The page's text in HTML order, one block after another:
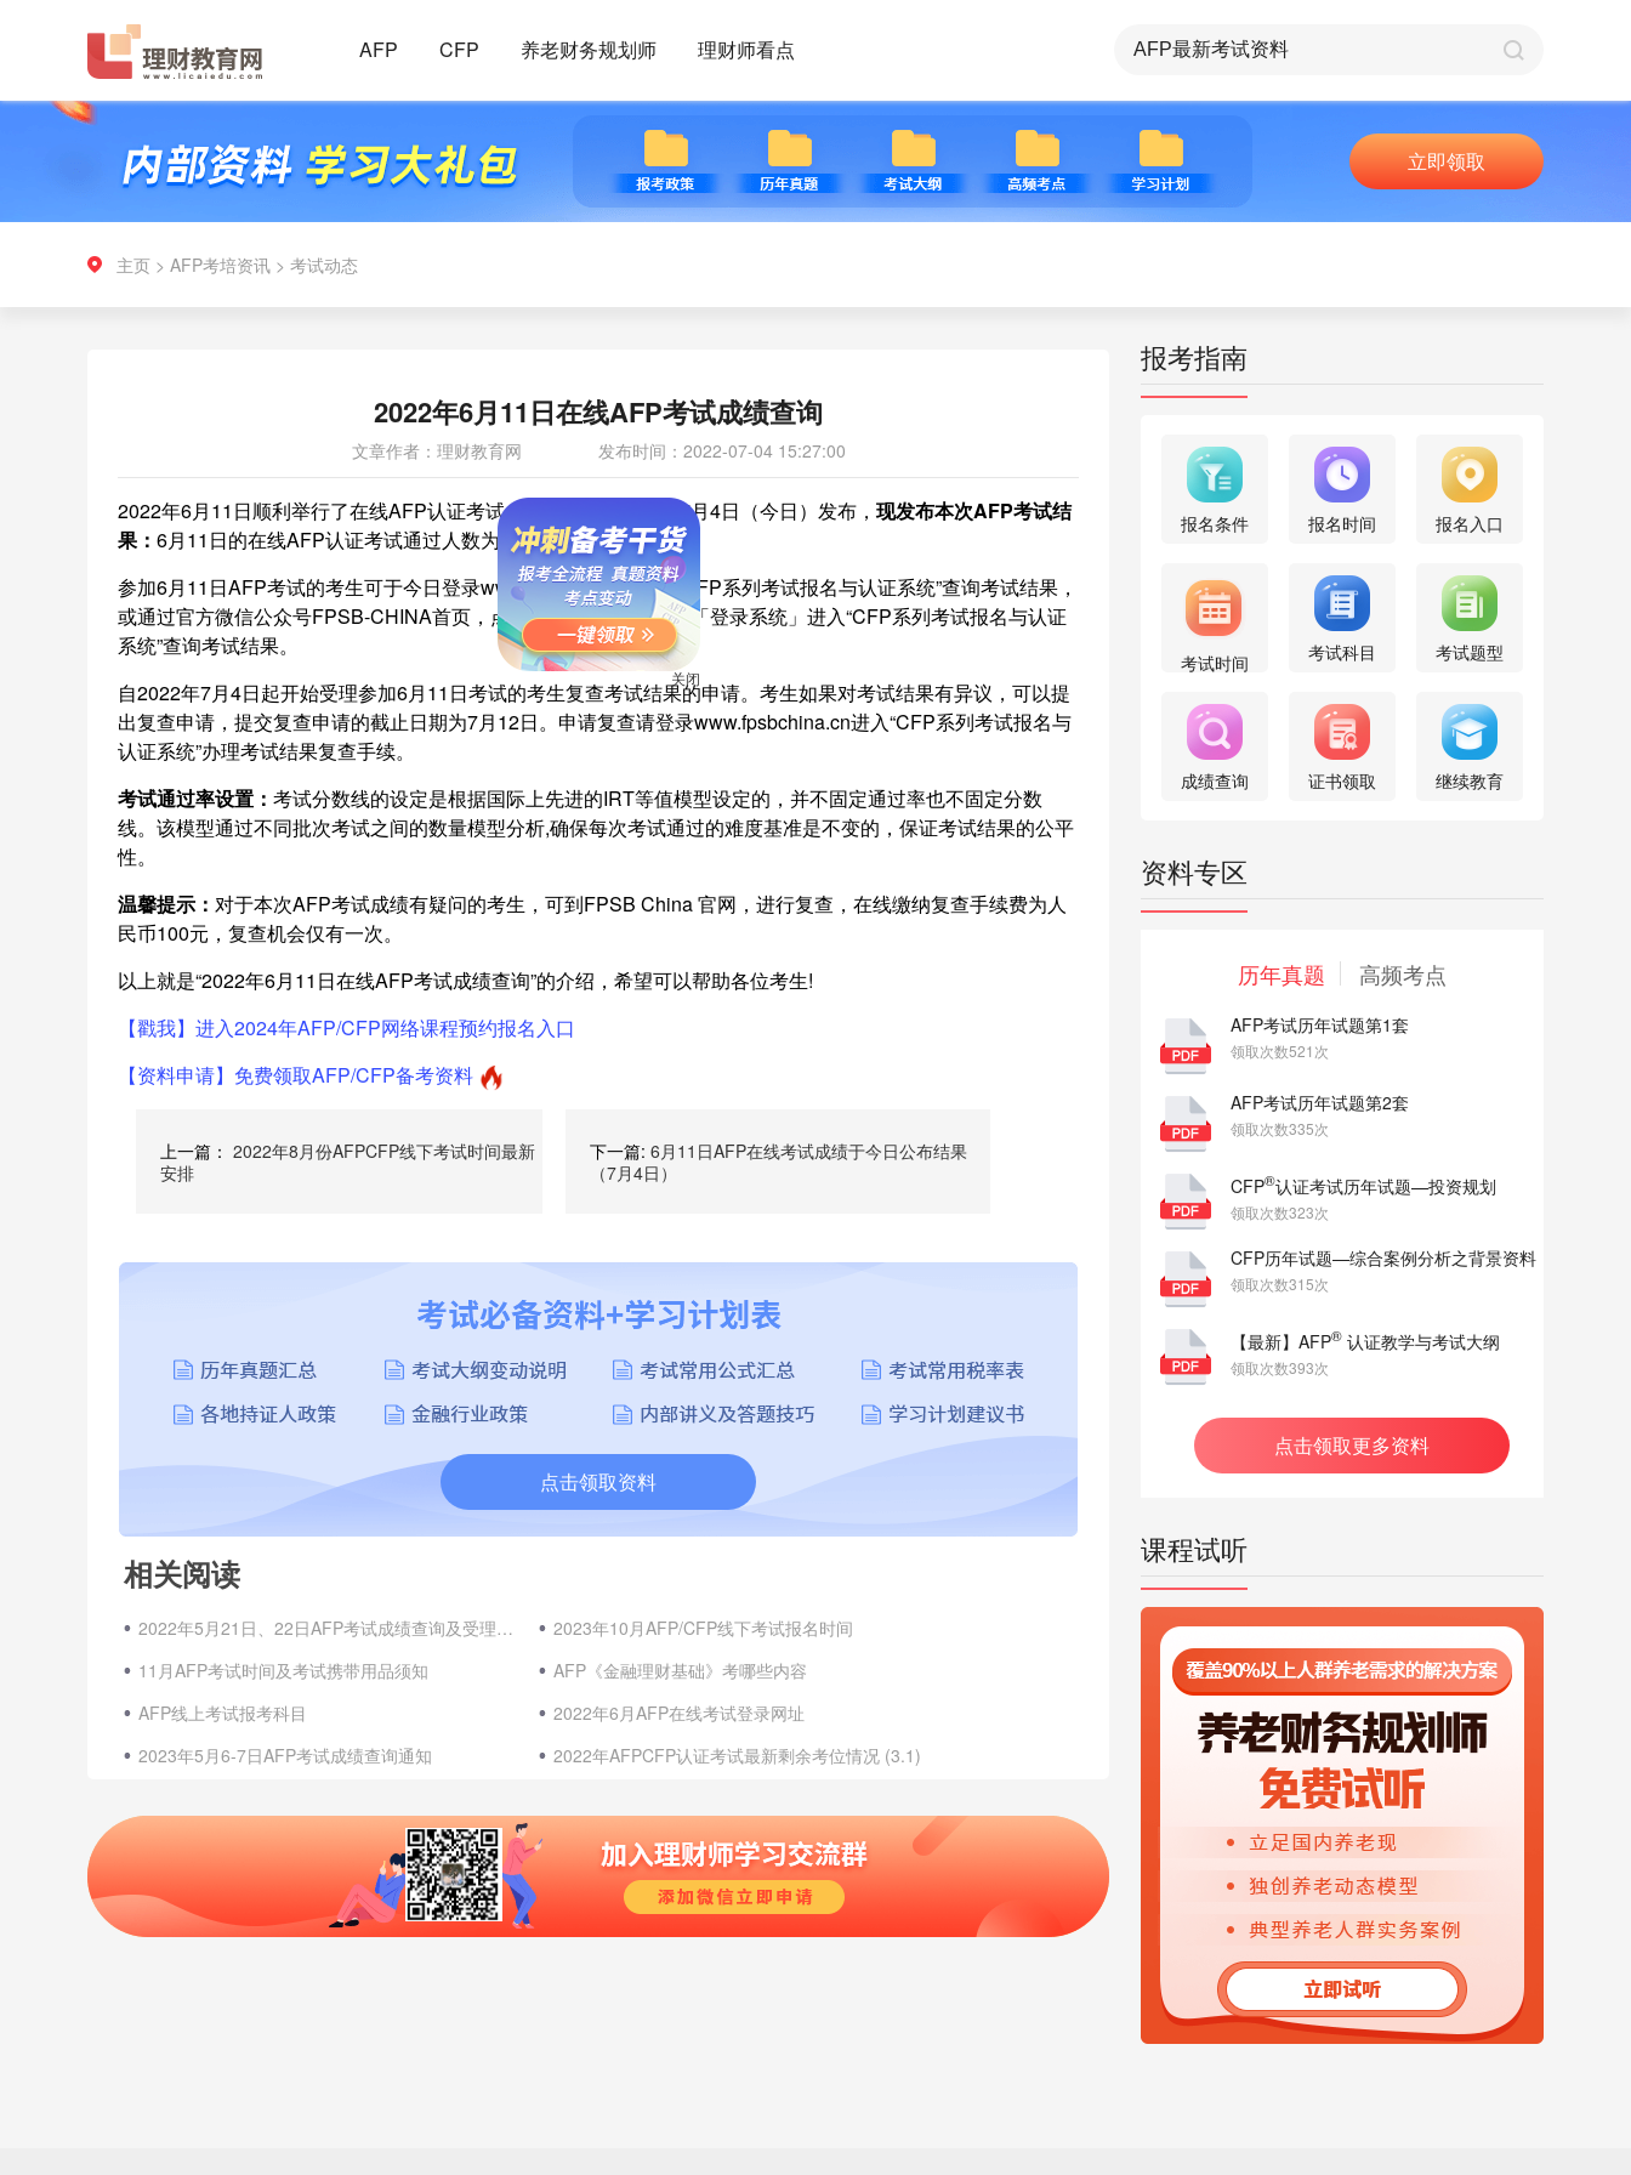
AFP CFP 养老财务规划师 理财师看点
立即领取
主页 > AFP考培资讯 > 考试动态
2022年6月11日在线AFP考试成绩查询
文章作者：理财教育网 发布时间：2022-07-04 15:27:00
2022年6月11日顺利举行了在线AFP认证考试，考试成绩的结果与7月4日（今日）发布， 现发布本次AFP考试结
果： 6月11日的在线AFP认证考试通过人数为7415人。
参加6月11日AFP考试的考生可于今日登录www.fpsbchina.cn进入“CFP系列考试报名与认证系统”查询考试结果，
或通过官方微信公众号FPSB-CHINA首页，点击下方「考试认证」-「登录系统」进入“CFP系列考试报名与认证
系统”查询考试结果。
自2022年7月4日起开始受理参加6月11日考试的考生复查考试结果的申请。考生如果对考试结果有异议，可以提
出复查申请，提交复查申请的截止日期为7月12日。申请复查请登录www.fpsbchina.cn进入“CFP系列考试报名与
认证系统”办理考试结果复查手续。
考试通过率设置： 考试分数线的设定是根据国际上先进的IRT等值模型设定的，并不固定通过率也不固定分数
线。该模型通过不同批次考试之间的数量模型分析,确保每次考试通过的难度基准是不变的，保证考试结果的公平
性。
温馨提示： 对于本次AFP考试成绩有疑问的考生，可到FPSB China 官网，进行复查，在线缴纳复查手续费为人
民币100元，复查机会仅有一次。
以上就是“2022年6月11日在线AFP考试成绩查询”的介绍，希望可以帮助各位考生!
【戳我】进入2024年AFP/CFP网络课程预约报名入口
【资料申请】免费领取AFP/CFP备考资料
上一篇： 2022年8月份AFPCFP线下考试时间最新
安排
下一篇: 6月11日AFP在线考试成绩于今日公布结果
（7月4日）
点击领取资料
相关阅读
2022年5月21日、22日AFP考试成绩查询及受理复查
2023年10月AFP/CFP线下考试报名时间
11月AFP考试时间及考试携带用品须知
AFP《金融理财基础》考哪些内容
AFP线上考试报考科目
2022年6月AFP在线考试登录网址
2023年5月6-7日AFP考试成绩查询通知
2022年AFPCFP认证考试最新剩余考位情况 (3.1)
报考指南
报名条件 报名时间 报名入口
考试时间 考试科目 考试题型
成绩查询 证书领取 继续教育
资料专区
历年真题 高频考点
AFP考试历年试题第1套
领取次数521次
AFP考试历年试题第2套
领取次数335次
CFP®认证考试历年试题—投资规划
领取次数323次
CFP历年试题—综合案例分析之背景资料
领取次数315次
【最新】AFP® 认证教学与考试大纲
领取次数393次
点击领取更多资料
课程试听
关闭